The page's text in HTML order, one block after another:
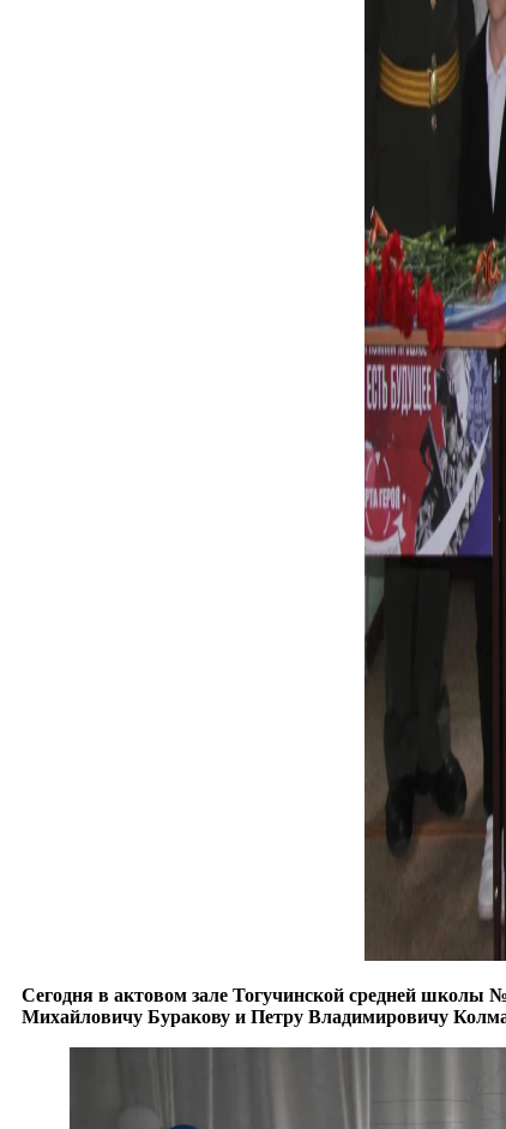
Сегодня в актовом зале Тогучинской средней
Михайловичу Буракову и Петру Владимировичу